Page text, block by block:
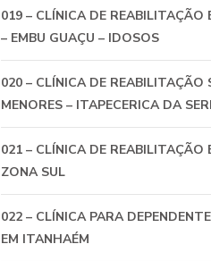
019 – CLÍNICA DE REABILITAÇÃO
– EMBU GUAÇU – IDOSOS
020 – CLÍNICA DE REABILITAÇÃO
MENORES – ITAPECERICA DA
021 – CLÍNICA DE REABILITAÇÃO
ZONA SUL
022 – CLÍNICA PARA
EM ITANHAÉM